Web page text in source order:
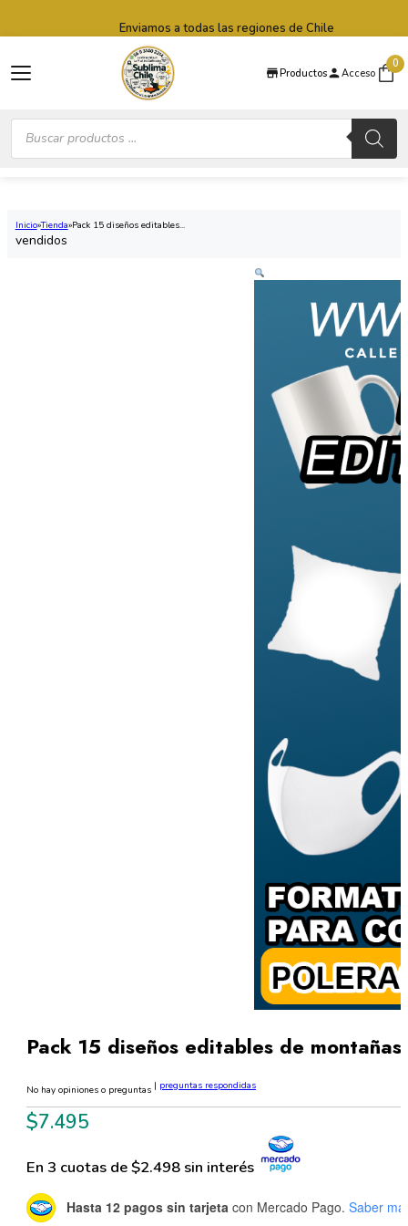
Productos Acceso
0
Búsqueda
productos
Enviamos a todas las regiones de Chile
Inicio Tienda Pack 15 diseños editables...
vendidos
Pack 15 diseños editables de
No hay opiniones o preguntas | preguntas respondidas
$7.495
En 3 cuotas de $2.498 sin interés
Hasta 12 pagos sin tarjeta con Mercado Pago. Saber